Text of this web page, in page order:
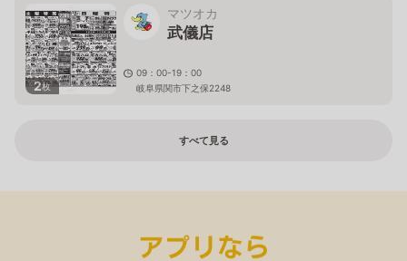
2枚
マツオカ
武儀店
09：00-19：00
岐阜県関市下之保2248
すべて見る